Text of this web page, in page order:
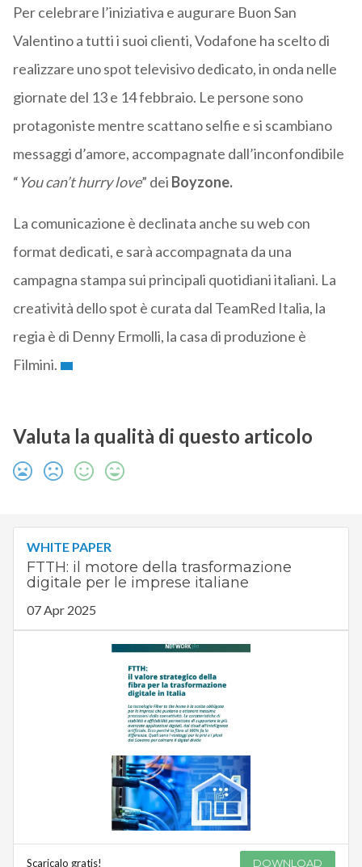
Per celebrare l’iniziativa e augurare Buon San
Valentino a tutti i suoi clienti, Vodafone ha scelto di
realizzare uno spot televisivo dedicato, in onda nelle
giornate del 13 e 14 febbraio. Le persone sono
protagoniste mentre scattano selfie e si scambiano
messaggi d’amore, accompagnate dall’inconfondibile
“You can’t hurry love” dei Boyzone.
La comunicazione è declinata anche su web con
format dedicati, e sarà accompagnata da una
campagna stampa sui principali quotidiani italiani. La
creatività dello spot è curata dal TeamRed Italia, la
regia è di Denny Ermolli, la casa di produzione è
Filmini.
Valuta la qualità di questo articolo
WHITE PAPER
FTTH: il motore della trasformazione
digitale per le imprese italiane
07 Apr 2025
Scaricalo gratis! DOWNLOAD